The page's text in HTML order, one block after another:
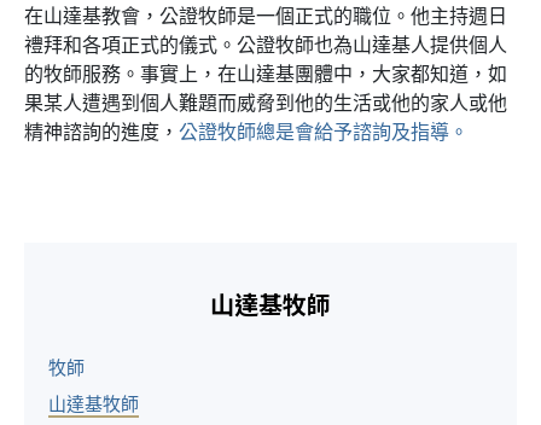
在山達基教會，公證牧師是一個正式的職位。他主持週日
禮拜和各項正式的儀式。公證牧師也為山達基人提供個人
的牧師服務。事實上，在山達基團體中，大家都知道，如
果某人遭遇到個人難題而威脅到他的生活或他的家人或他
精神諮詢的進度， 公證牧師總是會給予諮詢及指導。
山達基牧師
牧師
山達基牧師